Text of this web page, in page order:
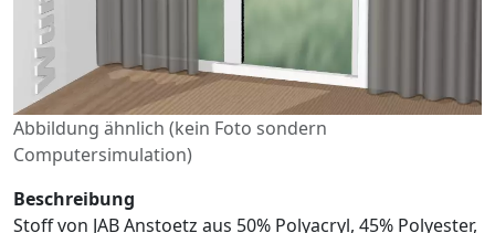
Abbildung ähnlich (kein Foto sondern
Computersimulation)
Beschreibung
Stoff von JAB Anstoetz aus 50% Polyacryl, 45% Polyester,